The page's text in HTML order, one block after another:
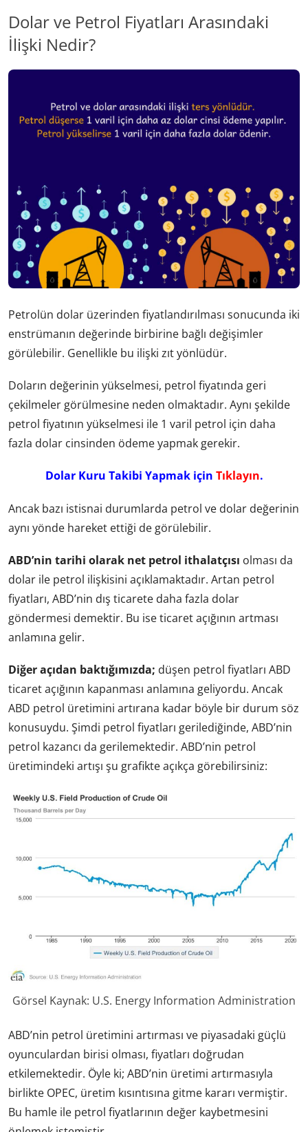
Dolar ve Petrol Fiyatları Arasındaki
İlişki Nedir?
Petrolün dolar üzerinden fiyatlandırılması sonucunda iki
enstrümanın değerinde birbirine bağlı değişimler
görülebilir. Genellikle bu ilişki zıt yönlüdür.
Doların değerinin yükselmesi, petrol fiyatında geri
çekilmeler görülmesine neden olmaktadır. Aynı şekilde
petrol fiyatının yükselmesi ile 1 varil petrol için daha
fazla dolar cinsinden ödeme yapmak gerekir.
Dolar Kuru Takibi Yapmak için Tıklayın.
Ancak bazı istisnai durumlarda petrol ve dolar değerinin
aynı yönde hareket ettiği de görülebilir.
ABD’nin tarihi olarak net petrol ithalatçısı olması da
dolar ile petrol ilişkisini açıklamaktadır. Artan petrol
fiyatları, ABD’nin dış ticarete daha fazla dolar
göndermesi demektir. Bu ise ticaret açığının artması
anlamına gelir.
Diğer açıdan baktığımızda; düşen petrol fiyatları ABD
ticaret açığının kapanması anlamına geliyordu. Ancak
ABD petrol üretimini artırana kadar böyle bir durum söz
konusuydu. Şimdi petrol fiyatları gerilediğinde, ABD’nin
petrol kazancı da gerilemektedir. ABD’nin petrol
üretimindeki artışı şu grafikte açıkça görebilirsiniz:
Görsel Kaynak: U.S. Energy Information Administration
ABD’nin petrol üretimini artırması ve piyasadaki güçlü
oyunculardan birisi olması, fiyatları doğrudan
etkilemektedir. Öyle ki; ABD’nin üretimi artırmasıyla
birlikte OPEC, üretim kısıntısına gitme kararı vermiştir.
Bu hamle ile petrol fiyatlarının değer kaybetmesini